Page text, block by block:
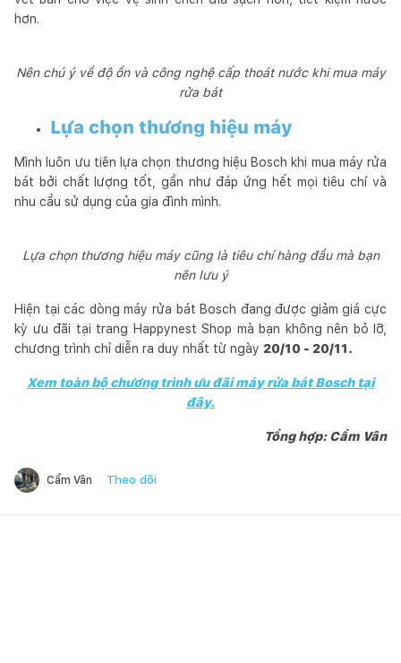
hơn.
Nên chú ý về độ ồn và công nghệ cấp thoát nước khi mua máy
rửa bát
Lựa chọn thương hiệu máy
Mình luôn ưu tiên lựa chọn thương hiệu Bosch khi mua máy rửa
bát bởi chất lượng tốt, gần như đáp ứng hết mọi tiêu chí và
nhu cầu sử dụng của gia đình mình.
Lựa chọn thương hiệu máy cũng là tiêu chí hàng đầu mà bạn
nên lưu ý
Hiện tại các dòng máy rửa bát Bosch đang được giảm giá cực
kỳ ưu đãi tại trang Happynest Shop mà bạn không nên bỏ lỡ,
chương trình chỉ diễn ra duy nhất từ ngày 20/10 - 20/11.
Xem toàn bộ chương trình ưu đãi máy rửa bát Bosch tại
đây.
Tổng hợp: Cẩm Vân
Cẩm Vân Theo dõi